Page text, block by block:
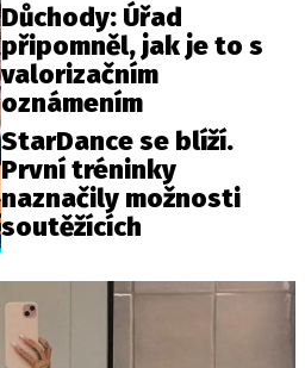
Důchody: Úřad
připomněl, jak je to s
valorizačním
oznámením
StarDance se blíží.
První tréninky
naznačily možnosti
soutěžících